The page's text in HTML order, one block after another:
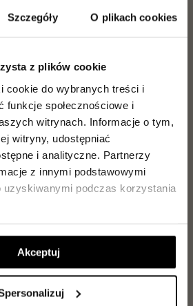
Szczegóły O plikach cookies
z plików cookie
cookie do wybranych treści i
funkcje społecznościowe i
witrynach. Informacje o tym,
witryny, udostępniać
i analityczne. Partnerzy
z innymi podstawowymi
uzyskiwanymi podczas korzystania
Akceptuj
056
Makowiecki
056
896
Malinowski